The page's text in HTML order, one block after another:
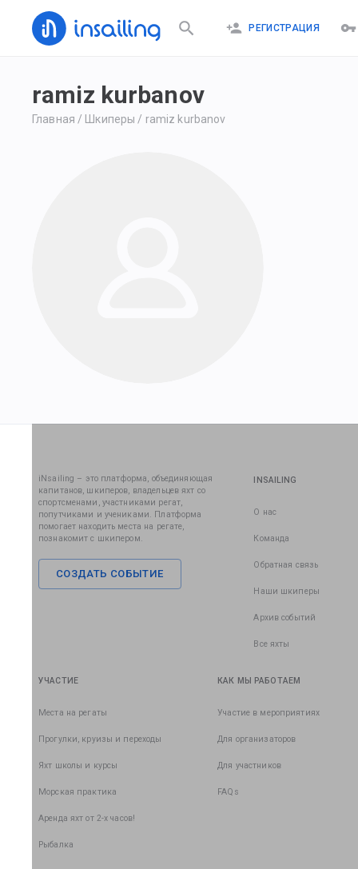
РЕГИСТРАЦИЯ
ramiz kurbanov
Главная / Шкиперы / ramiz kurbanov
iNsailing – это платформа, объединяющая
капитанов, шкиперов, владельцев яхт со
спортсменами, участниками регат,
попутчиками и учениками. Платформа
помогает находить места на регате,
познакомит с шкипером.
СОЗДАТЬ СОБЫТИЕ
INSAILING
О нас
Команда
Обратная связь
Наши шкиперы
Архив событий
Все яхты
УЧАСТИЕ
Места на регаты
Прогулки, круизы и переходы
Яхт школы и курсы
Морская практика
Аренда яхт от 2-х часов!
Рыбалка
КАК МЫ РАБОТАЕМ
Участие в мероприятиях
Для организаторов
Для участников
FAQs